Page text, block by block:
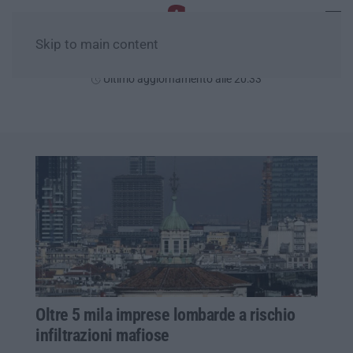
Skip to main content
Ultimo aggiornamento alle 20:33
Oltre 5 mila imprese lombarde a rischio
infiltrazioni mafiose